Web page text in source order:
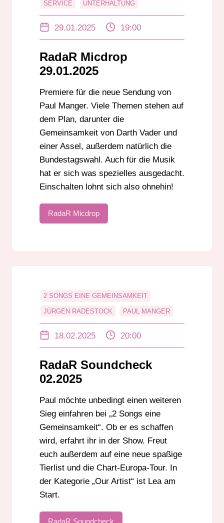
SERVICE UNTERHALTUNG
29.01.2025 19:00
RadaR Micdrop
29.01.2025
Premiere für die neue Sendung von
Paul Manger. Viele Themen stehen auf
dem Plan, darunter die
Gemeinsamkeit von Darth Vader und
einer Assel, außerdem natürlich die
Bundestagswahl. Auch für die Musik
hat er sich was spezielles ausgedacht.
Einschalten lohnt sich also ohnehin!
RadaR Micdrop
2 SONGS EINE GEMEINSAMKEIT
JÜRGEN RADESTOCK PAUL MANGER
18.02.2025 20:00
RadaR Soundcheck
02.2025
Paul möchte unbedingt einen weiteren
Sieg einfahren bei „2 Songs eine
Gemeinsamkeit“. Ob er es schaffen
wird, erfahrt ihr in der Show. Freut
euch außerdem auf eine neue spaßige
Tierlist und die Chart-Europa-Tour. In
der Kategorie „Our Artist“ ist Lea am
Start.